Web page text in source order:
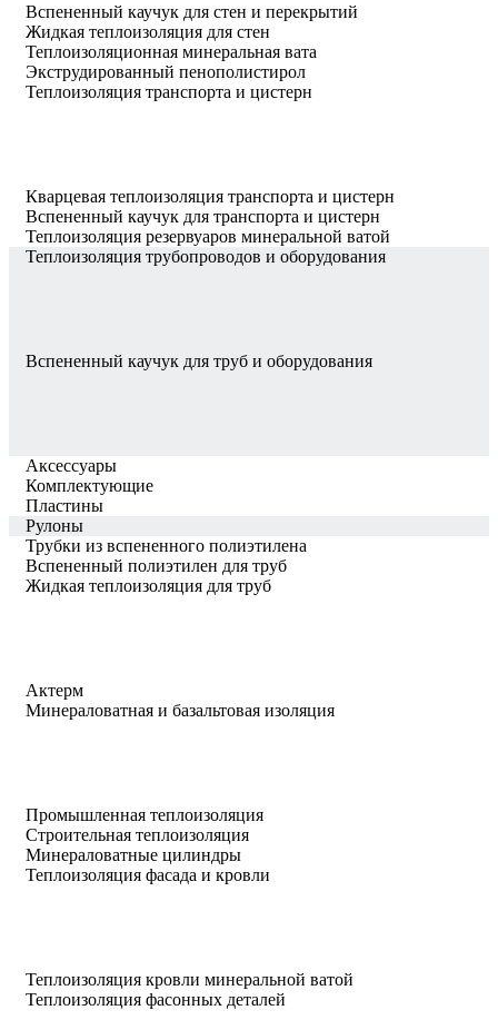
Вспененный каучук для стен и перекрытий
Жидкая теплоизоляция для стен
Теплоизоляционная минеральная вата
Экструдированный пенополистирол
Теплоизоляция транспорта и цистерн
Кварцевая теплоизоляция транспорта и цистерн
Вспененный каучук для транспорта и цистерн
Теплоизоляция резервуаров минеральной ватой
Теплоизоляция трубопроводов и оборудования
Вспененный каучук для труб и оборудования
Аксессуары
Комплектующие
Пластины
Рулоны
Трубки из вспененного полиэтилена
Вспененный полиэтилен для труб
Жидкая теплоизоляция для труб
Актерм
Минераловатная и базальтовая изоляция
Промышленная теплоизоляция
Строительная теплоизоляция
Минераловатные цилиндры
Теплоизоляция фасада и кровли
Теплоизоляция кровли минеральной ватой
Теплоизоляция фасонных деталей